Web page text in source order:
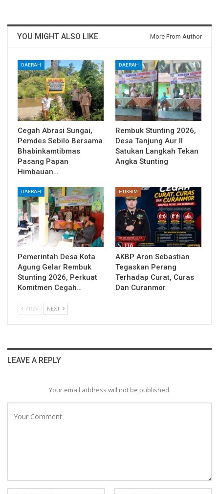
YOU MIGHT ALSO LIKE More From Author
DAERAH
Cegah Abrasi Sungai,
Pemdes Sebilo Bersama
Bhabinkamtibmas
Pasang Papan
Himbauan…
DAERAH
Rembuk Stunting 2026,
Desa Tanjung Aur II
Satukan Langkah Tekan
Angka Stunting
DAERAH
Pemerintah Desa Kota
Agung Gelar Rembuk
Stunting 2026, Perkuat
Komitmen Cegah…
HUKRIM
AKBP Aron Sebastian
Tegaskan Perang
Terhadap Curat, Curas
Dan Curanmor
PREV NEXT
LEAVE A REPLY
Your email address will not be published.